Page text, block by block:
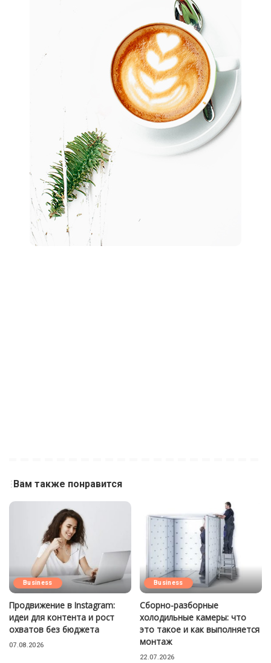
Вам также понравится
Business
Продвижение в Instagram:
идеи для контента и рост
охватов без бюджета
07.08.2026
Business
Сборно-разборные
холодильные камеры: что
это такое и как выполняется
монтаж
22.07.2026